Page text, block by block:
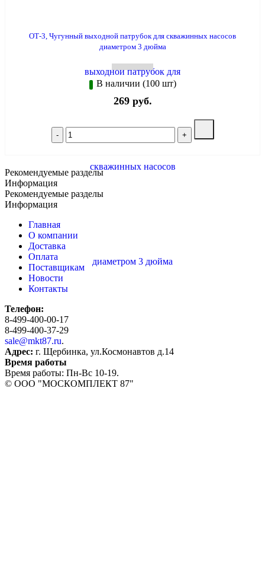
ОТ-3, Чугунный выходной патрубок для скважинных насосов
диаметром 3 дюйма
В наличии (100 шт)
269 руб.
Рекомендуемые разделы
Информация
Рекомендуемые разделы
Информация
Главная
О компании
Доставка
Оплата
Поставщикам
Новости
Контакты
Телефон:
8-499-400-00-17
8-499-400-37-29
sale@mkt87.ru.
Адрес: г. Щербинка, ул.Космонавтов д.14
Время работы
Время работы: Пн-Вс 10-19.
© OOO "МОСКОМПЛЕКТ 87"